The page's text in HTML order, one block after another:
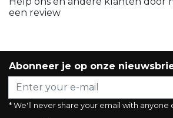
een review
Abonneer je op onze
* We'll never share your email with anyone